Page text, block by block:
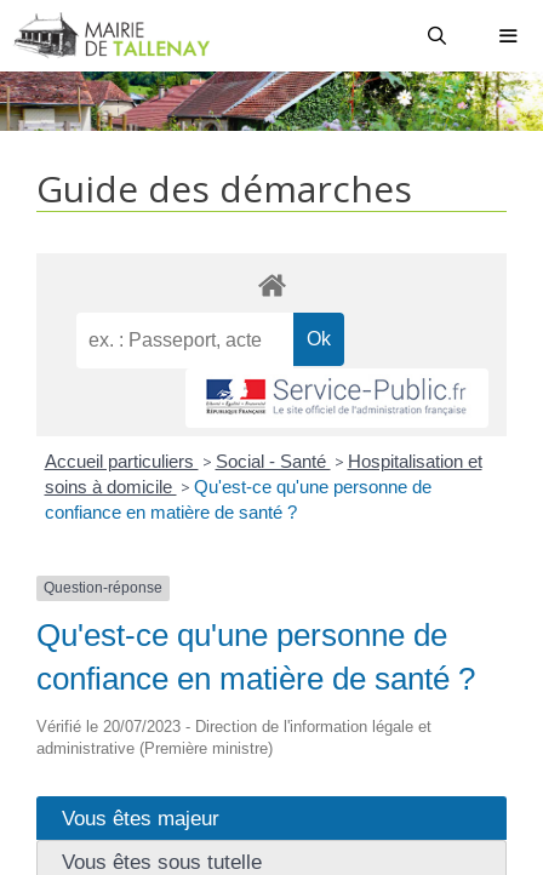
Aller
au
contenu
Guide des démarches
Accueil particuliers > Social - Santé > Hospitalisation et
soins à domicile > Qu'est-ce qu'une personne de
confiance en matière de santé ?
Question-réponse
Qu'est-ce qu'une personne de
confiance en matière de santé ?
Vérifié le 20/07/2023 - Direction de l'information légale et
administrative (Première ministre)
Vous êtes majeur
Vous êtes sous tutelle